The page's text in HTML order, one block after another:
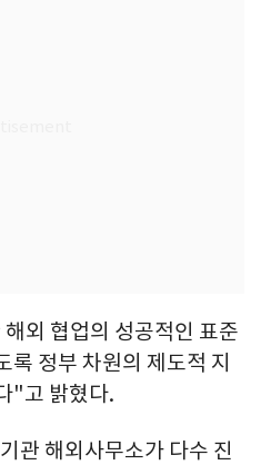
외 협업의 성공적인 표준
록 정부 차원의 제도적 지
"고 밝혔다.
관 해외사무소가 다수 진